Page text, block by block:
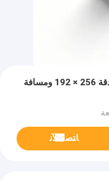
وحدة كاميرا تصوير حراري غير مبردة بدقة 256 × 192 ومسافة
ﺎﺘﺼﻟ ﺍﻶﻧ